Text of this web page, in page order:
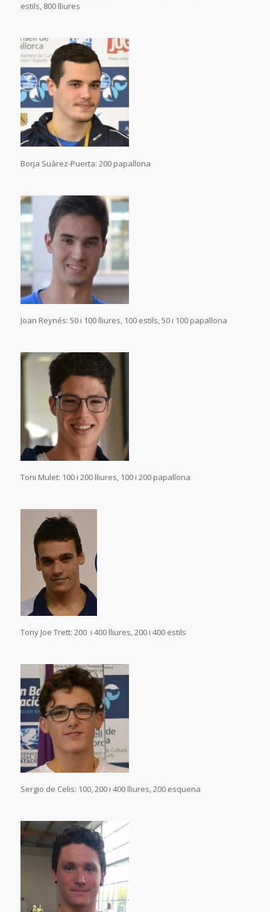
estils, 800 lliures
Borja Suàrez-Puerta: 200 papallona
Joan Reynés: 50 i 100 lliures, 100 estils, 50 i 100 papallona
Toni Mulet: 100 i 200 lliures, 100 i 200 papallona
Tony Joe Trett: 200 i 400 lliures, 200 i 400 estils
Sergio de Celis: 100, 200 i 400 lliures, 200 esquena